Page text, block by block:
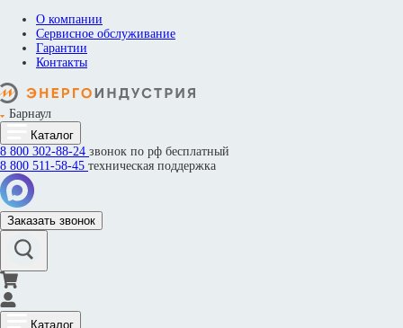
О компании
Сервисное обслуживание
Гарантии
Контакты
Барнаул
Каталог
8 800 302-88-24 звонок по рф бесплатный
8 800 511-58-45 техническая поддержка
Заказать звонок
Каталог